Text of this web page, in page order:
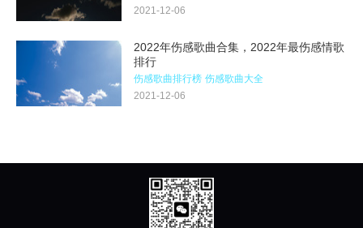
2021-12-06
2022年伤感歌曲合集，2022年最伤感情歌
排行
伤感歌曲排行榜 伤感歌曲大全
2021-12-06